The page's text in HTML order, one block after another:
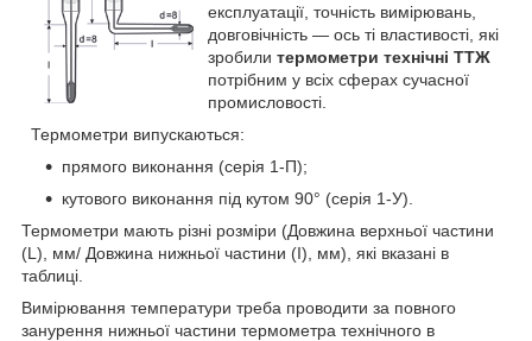
експлуатації, точність вимірювань,
довговічність — ось ті властивості, які
зробили термометри технічні ТТЖ
потрібним у всіх сферах сучасної
промисловості.
Термометри випускаються:
прямого виконання (серія 1-П);
кутового виконання під кутом 90° (серія 1-У).
Термометри мають різні розміри (Довжина верхньої частини
(L), мм/ Довжина нижньої частини (I), мм), які вказані в
таблиці.
Вимірювання температури треба проводити за повного
занурення нижньої частини термометра технічного в